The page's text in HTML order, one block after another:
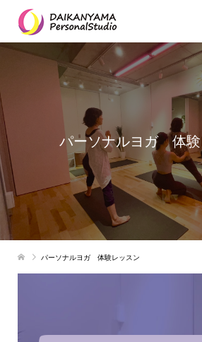
パーソナルヨガ 体験
パーソナルヨガ 体験レッスン